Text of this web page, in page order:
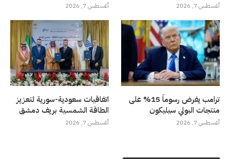
أغسطس 7, 2026 أغسطس 7, 2026
ترامب يفرض رسوماً 15% على
منتجات البولي سيليكون
أغسطس 7, 2026
اتفاقيات سعودية-سورية لتعزيز
الطاقة الشمسية بريف دمشق
أغسطس 7, 2026